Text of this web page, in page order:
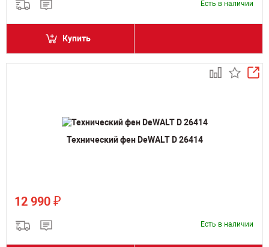
Есть в наличии
Купить
Технический фен DeWALT D 26414
12 990 ₽
Есть в наличии